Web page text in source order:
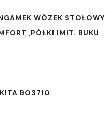
WÓZEK STOŁOWY
,PÓŁKI IMIT. BUKU
BO3710